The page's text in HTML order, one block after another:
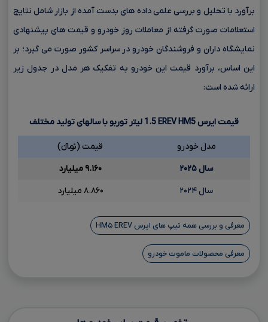
برآورد با تحلیل و بررسی علمی داده های بدست آمده از بازار شامل نتایج
استعلامات صورت گرفته از معاملات روز خودرو و قیمت های پیشنهادی
نمایشگاه داران و فروشندگان خودرو در سراسر کشور صورت می گیرد؛ بر
این اساس، برآورد قیمت این خودرو به تفکیک هر مدل در جدول زیر
ارائه شده است:
قیمت ایرسHM5
EREV
1.5 لیتر توربو با سالهای تولید مختلف
مدل خودرو
قیمت (تومانءءء)
سال ۲۰۲۵
۹.۱۶۰ میلیارد
سال ۲۰۲۴
۸.۸۶۰ میلیارد
معرفی و بررسی همه تیپ های ایرس HM۵ EREV
معرفی محصولات ماموت خودرو